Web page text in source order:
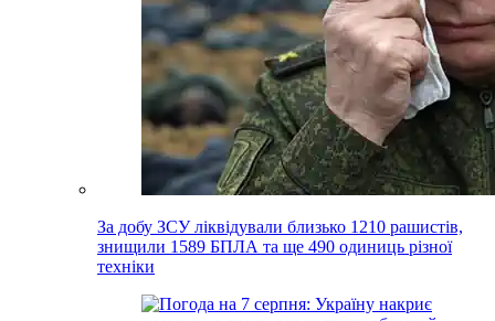
За добу ЗСУ ліквідували близько 1210 рашистів,
знищили 1589 БПЛА та ще 490 одиниць різної
техніки